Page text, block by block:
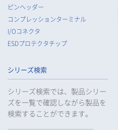
ピンヘッダー
コンプレッションターミナル
I/Oコネクタ
ESDプロテクタチップ
シリーズ検索
シリーズ検索では、製品シリー
ズを一覧で確認しながら製品を
検索することができます。